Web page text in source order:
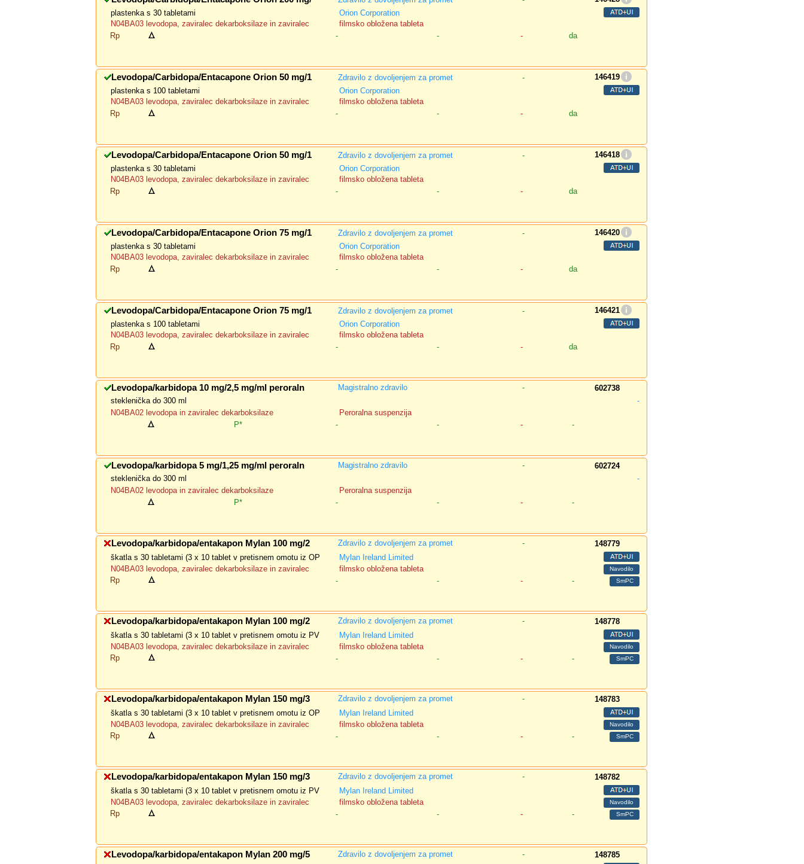
plastenka s 30 tabletami
Orion Corporation
N04BA03 levodopa, zaviralec dekarboksilaze in zaviralec
filmsko obložena tableta
Rp
- - - da
Levodopa/Carbidopa/Entacapone Orion 50 mg/1 Zdravilo z dovoljenjem za promet -
146419
plastenka s 100 tabletami
Orion Corporation
N04BA03 levodopa, zaviralec dekarboksilaze in zaviralec
filmsko obložena tableta
Rp
- - - da
Levodopa/Carbidopa/Entacapone Orion 50 mg/1 Zdravilo z dovoljenjem za promet -
146418
plastenka s 30 tabletami
Orion Corporation
N04BA03 levodopa, zaviralec dekarboksilaze in zaviralec
filmsko obložena tableta
Rp
- - - da
Levodopa/Carbidopa/Entacapone Orion 75 mg/1 Zdravilo z dovoljenjem za promet -
146420
plastenka s 30 tabletami
Orion Corporation
N04BA03 levodopa, zaviralec dekarboksilaze in zaviralec
filmsko obložena tableta
Rp
- - - da
Levodopa/Carbidopa/Entacapone Orion 75 mg/1 Zdravilo z dovoljenjem za promet -
146421
plastenka s 100 tabletami
Orion Corporation
N04BA03 levodopa, zaviralec dekarboksilaze in zaviralec
filmsko obložena tableta
Rp
- - - da
Levodopa/karbidopa 10 mg/2,5 mg/ml peroraln Magistralno zdravilo -
602738
steklenička do 300 ml
-
N04BA02 levodopa in zaviralec dekarboksilaze
Peroralna suspenzija
P*
- - - -
Levodopa/karbidopa 5 mg/1,25 mg/ml peroraln Magistralno zdravilo -
602724
steklenička do 300 ml
-
N04BA02 levodopa in zaviralec dekarboksilaze
Peroralna suspenzija
P*
- - - -
Levodopa/karbidopa/entakapon Mylan 100 mg/2 Zdravilo z dovoljenjem za promet -
148779
škatla s 30 tabletami (3 x 10 tablet v pretisnem omotu iz OP
Mylan Ireland Limited
N04BA03 levodopa, zaviralec dekarboksilaze in zaviralec
filmsko obložena tableta
Rp
- - - -
Levodopa/karbidopa/entakapon Mylan 100 mg/2 Zdravilo z dovoljenjem za promet -
148778
škatla s 30 tabletami (3 x 10 tablet v pretisnem omotu iz PV
Mylan Ireland Limited
N04BA03 levodopa, zaviralec dekarboksilaze in zaviralec
filmsko obložena tableta
Rp
- - - -
Levodopa/karbidopa/entakapon Mylan 150 mg/3 Zdravilo z dovoljenjem za promet -
148783
škatla s 30 tabletami (3 x 10 tablet v pretisnem omotu iz OP
Mylan Ireland Limited
N04BA03 levodopa, zaviralec dekarboksilaze in zaviralec
filmsko obložena tableta
Rp
- - - -
Levodopa/karbidopa/entakapon Mylan 150 mg/3 Zdravilo z dovoljenjem za promet -
148782
škatla s 30 tabletami (3 x 10 tablet v pretisnem omotu iz PV
Mylan Ireland Limited
N04BA03 levodopa, zaviralec dekarboksilaze in zaviralec
filmsko obložena tableta
Rp
- - - -
Levodopa/karbidopa/entakapon Mylan 200 mg/5 Zdravilo z dovoljenjem za promet - 148785